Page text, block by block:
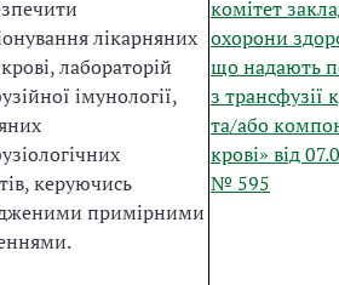
лікарняних
лабораторій
імунології,
керуючись
примірними
комітет
охорони
що надають
з трансфузії
та/або
крові» від
№ 595